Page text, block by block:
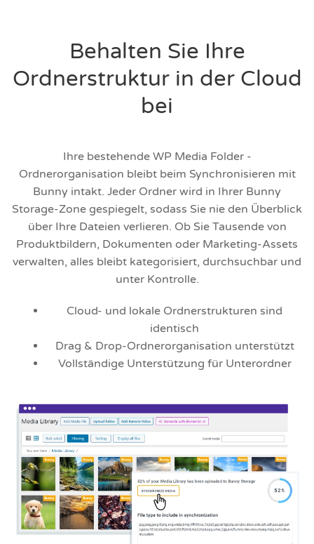
Behalten Sie Ihre
Ordnerstruktur in der Cloud
bei
Ihre bestehende WP Media Folder -
Ordnerorganisation bleibt beim Synchronisieren mit
Bunny intakt. Jeder Ordner wird in Ihrer Bunny
Storage-Zone gespiegelt, sodass Sie nie den Überblick
über Ihre Dateien verlieren. Ob Sie Tausende von
Produktbildern, Dokumenten oder Marketing-Assets
verwalten, alles bleibt kategorisiert, durchsuchbar und
unter Kontrolle.
Cloud- und lokale Ordnerstrukturen sind
identisch
Drag & Drop-Ordnerorganisation unterstützt
Vollständige Unterstützung für Unterordner